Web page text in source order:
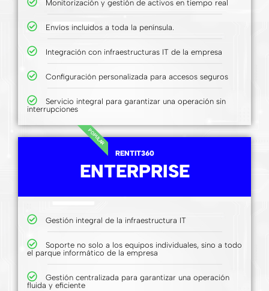
Monitorización y gestión de activos en tiempo real
Envíos incluidos a toda la península.
Integración con infraestructuras IT de la empresa
Configuración personalizada para accesos seguros
Servicio integral para garantizar una operación sin
interrupciones
POPULAR
RENTIT360
ENTERPRISE
Gestión integral de la infraestructura IT
Soporte no solo a los equipos individuales, sino a todo
el parque informático de la empresa
Gestión centralizada para garantizar una operación
fluida y eficiente